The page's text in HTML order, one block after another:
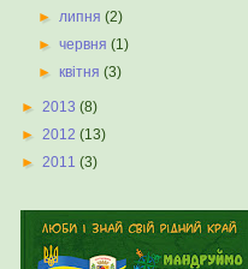
► липня(2)
►червня(1)
►квітня(3)
► 2013 (8)
► 2012 (13)
► 2011 (3)